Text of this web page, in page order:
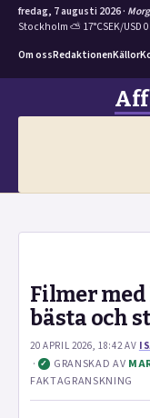
fredag, 7 augusti 2026 ·
Stockholm ⛅ 17°CSEK/USD
Om ossRedaktionenKällor
Filmer med
bästa och
20 APRIL 2026, 18:42AV
· ✓ GRANSKAD AV
FAKTAGRANSKNING